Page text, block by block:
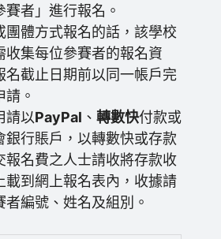
賽者」進行報名。
團體方式報名的話，該學校
收集每位參賽者的報名資
名截止日期前以同一帳戶完
請。
請以PayPal 、 轉數快付款或
銀行賬戶，以轉數快或存款
報名費之人士請收將存款收
載到網上報名表內，收據請
者編號、姓名及組別。